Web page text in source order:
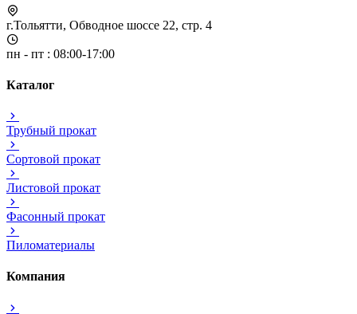
г.Тольятти, Обводное шоссе 22, стр. 4
пн - пт : 08:00-17:00
Каталог
Трубный прокат
Сортовой прокат
Листовой прокат
Фасонный прокат
Пиломатериалы
Компания